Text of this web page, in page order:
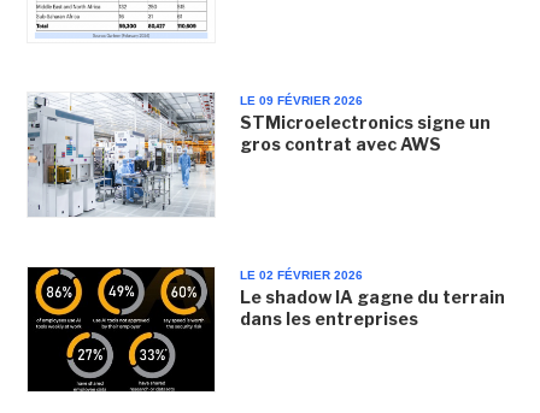
LE 09 FÉVRIER 2026
STMicroelectronics signe un
gros contrat avec AWS
LE 02 FÉVRIER 2026
Le shadow IA gagne du terrain
dans les entreprises